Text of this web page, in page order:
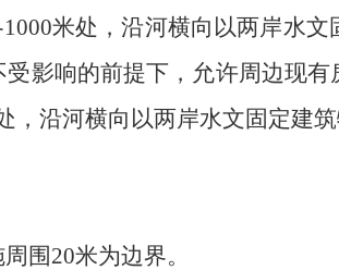
1000米处，沿河横向以两岸水文
影响的前提下，允许周边现有
，沿河横向以两岸水文固定建
围20米为边界。